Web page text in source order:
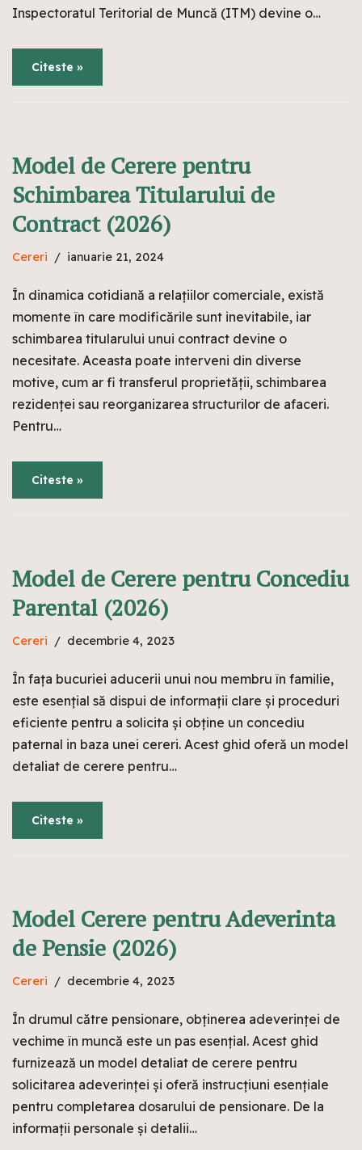
Inspectoratul Teritorial de Muncă (ITM) devine o…
Citeste »
Model de Cerere pentru
Schimbarea Titularului de
Contract (2026)
Cereri ianuarie 21, 2024
În dinamica cotidiană a relațiilor comerciale, există
momente în care modificările sunt inevitabile, iar
schimbarea titularului unui contract devine o
necesitate. Aceasta poate interveni din diverse
motive, cum ar fi transferul proprietății, schimbarea
rezidenței sau reorganizarea structurilor de afaceri.
Pentru…
Citeste »
Model de Cerere pentru Concediu
Parental (2026)
Cereri decembrie 4, 2023
În fața bucuriei aducerii unui nou membru în familie,
este esențial să dispui de informații clare și proceduri
eficiente pentru a solicita și obține un concediu
paternal in baza unei cereri. Acest ghid oferă un model
detaliat de cerere pentru…
Citeste »
Model Cerere pentru Adeverinta
de Pensie (2026)
Cereri decembrie 4, 2023
În drumul către pensionare, obținerea adeverinței de
vechime în muncă este un pas esențial. Acest ghid
furnizează un model detaliat de cerere pentru
solicitarea adeverinței și oferă instrucțiuni esențiale
pentru completarea dosarului de pensionare. De la
informații personale și detalii…